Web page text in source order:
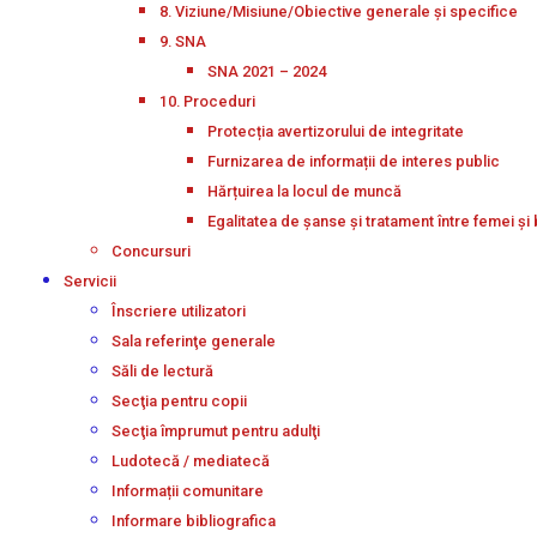
8. Viziune/Misiune/Obiective generale și specifice
9. SNA
SNA 2021 – 2024
10. Proceduri
Protecția avertizorului de integritate
Furnizarea de informații de interes public
Hărțuirea la locul de muncă
Egalitatea de șanse și tratament între femei și
Concursuri
Servicii
Înscriere utilizatori
Sala referinţe generale
Săli de lectură
Secţia pentru copii
Secţia împrumut pentru adulţi
Ludotecă / mediatecă
Informații comunitare
Informare bibliografica